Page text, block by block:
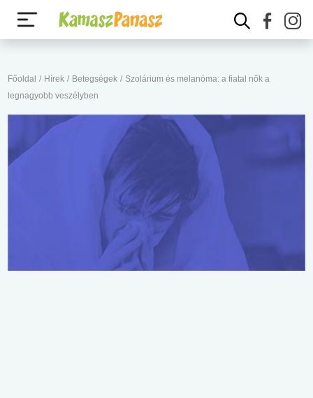
Főoldal / Hírek / Betegségek / Szolárium és melanóma: a fiatal nők a
legnagyobb veszélyben